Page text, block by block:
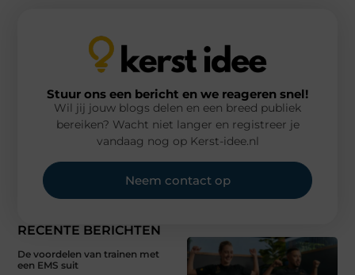
RECENTE BERICHTEN
De voordelen van trainen met
een EMS suit
Stuur ons een bericht en we reageren snel!
Wil jij jouw blogs delen en een breed publiek
bereiken? Wacht niet langer en registreer je
vandaag nog op Kerst-idee.nl
Neem contact op